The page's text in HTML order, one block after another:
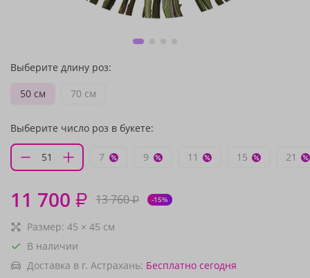
Выберите длину роз:
50 см
70 см
Выберите число роз в букете:
7 9 11 15 21
11 700 ₽ 13 760₽ -15%
Размер: 45 × 45 см
В наличии
Доставка в г. Астрахань: Бесплатно сегодня